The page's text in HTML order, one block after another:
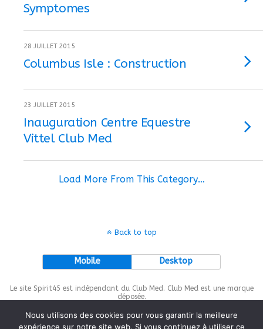
Symptomes
28 JUILLET 2015
Columbus Isle : Construction
23 JUILLET 2015
Inauguration Centre Equestre
Vittel Club Med
Load More From This Category…
Back to top
Mobile Desktop
Le site Spirit45 est indépendant du Club Med. Club Med est une marque
déposée.
Nous utilisons des cookies pour vous garantir la meilleure
expérience sur notre site web. Si vous continuez à utiliser ce